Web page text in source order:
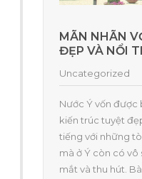
MÃN NHÃN
ĐẸP VÀ NỔI
Uncategorized
Nước Ý vốn được
kiến trúc tuyệt
tiếng với những
mà ở Ý còn có
mắt và thu hút.